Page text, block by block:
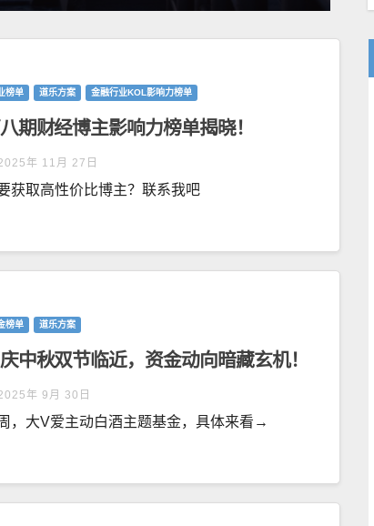
榜单 道乐方案 金融行业KOL影响力榜单
期财经博主影响力榜单揭晓！
年 11月 27日
获取高性价比博主？联系我吧
榜单 道乐方案
中秋双节临近，资金动向暗藏玄机！
年 9月 30日
，大V爱主动白酒主题基金，具体来看→